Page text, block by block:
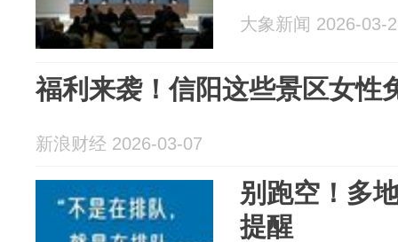
大象新闻 2026-03-
福利来袭！信阳这些景区女性
新浪财经 2026-03-07
别跑空！多
提醒